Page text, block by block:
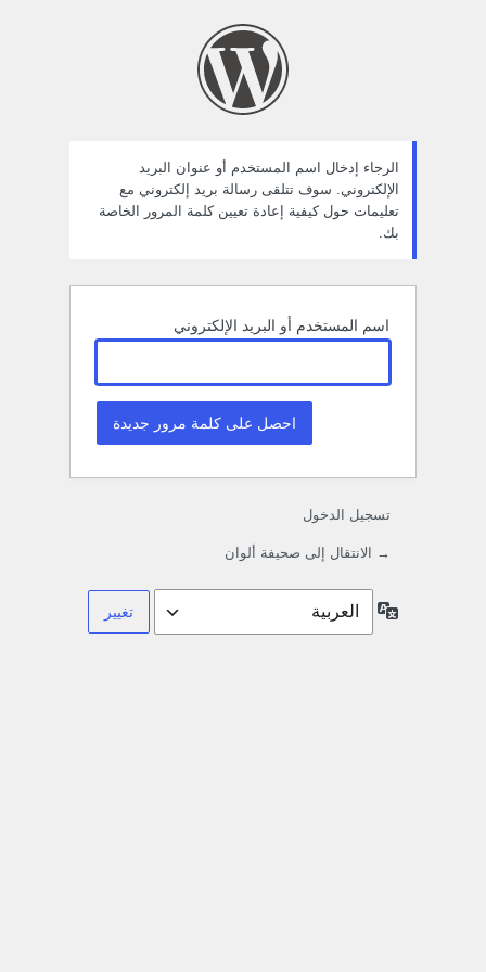
الرجاء إدخال اسم المستخدم أو عنوان البريد
الإلكتروني. سوف تتلقى رسالة بريد إلكتروني مع
تعليمات حول كيفية إعادة تعيين كلمة المرور الخاصة
بك.
اسم المستخدم أو البريد الإلكتروني
تسجيل الدخول
→ الانتقال إلى صحيفة ألوان
اللغة